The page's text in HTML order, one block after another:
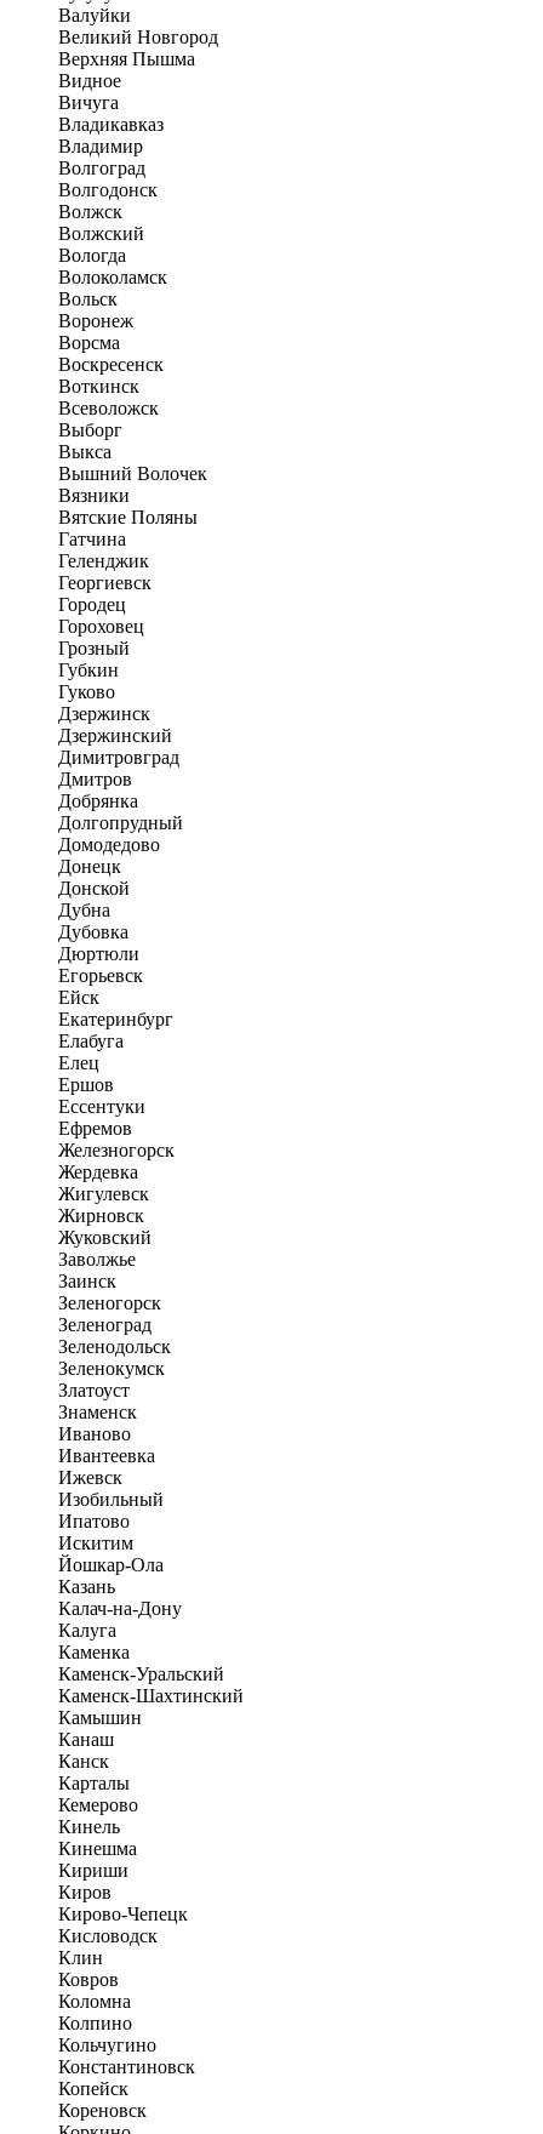
Валуйки
Великий Новгород
Верхняя Пышма
Видное
Вичуга
Владикавказ
Владимир
Волгоград
Волгодонск
Волжск
Волжский
Вологда
Волоколамск
Вольск
Воронеж
Ворсма
Воскресенск
Воткинск
Всеволожск
Выборг
Выкса
Вышний Волочек
Вязники
Вятские Поляны
Гатчина
Геленджик
Георгиевск
Городец
Гороховец
Грозный
Губкин
Гуково
Дзержинск
Дзержинский
Димитровград
Дмитров
Добрянка
Долгопрудный
Домодедово
Донецк
Донской
Дубна
Дубовка
Дюртюли
Егорьевск
Ейск
Екатеринбург
Елабуга
Елец
Ершов
Ессентуки
Ефремов
Железногорск
Жердевка
Жигулевск
Жирновск
Жуковский
Заволжье
Заинск
Зеленогорск
Зеленоград
Зеленодольск
Зеленокумск
Златоуст
Знаменск
Иваново
Ивантеевка
Ижевск
Изобильный
Ипатово
Искитим
Йошкар-Ола
Казань
Калач-на-Дону
Калуга
Каменка
Каменск-Уральский
Каменск-Шахтинский
Камышин
Канаш
Канск
Карталы
Кемерово
Кинель
Кинешма
Кириши
Киров
Кирово-Чепецк
Кисловодск
Клин
Ковров
Коломна
Колпино
Кольчугино
Константиновск
Копейск
Кореновск